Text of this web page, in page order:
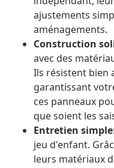
ajustements
aménagements.
Construction
avec des
Ils résistent bien
garantissant
ces panneaux
que soient les
Entretien simple
jeu d'enfant.
leurs matériaux